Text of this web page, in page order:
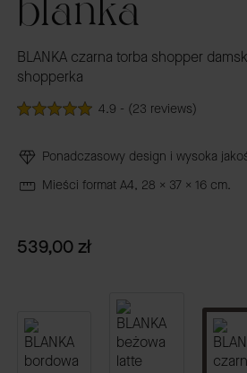
BLANKA czarna torba shopper
shopperka
4.9 - (23 reviews)
Ponadczasowy design i wysoka
Mieści format A4, 28 x 37 x 16 cm.
Cena
539,00 zł